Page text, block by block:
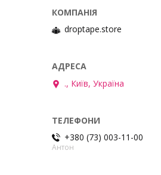
droptape.store
., Київ, Україна
+380 (73) 003-11-00
Антон